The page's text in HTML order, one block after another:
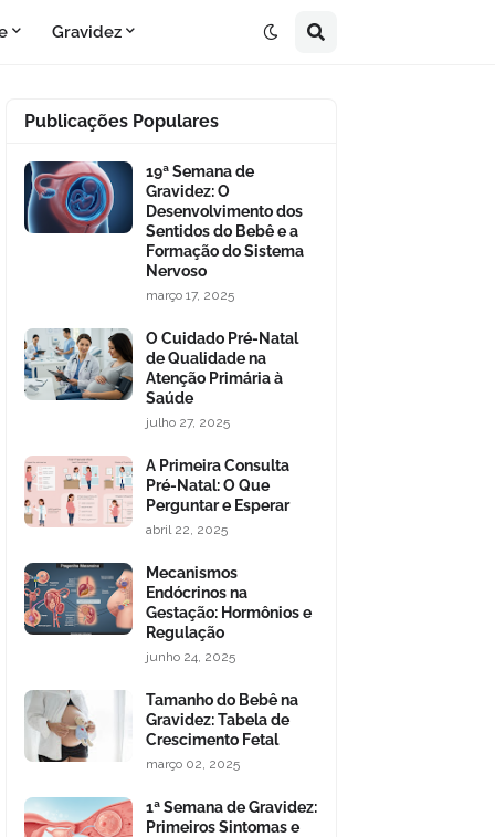
Gravidez
Publicações Populares
19ª Semana de
Gravidez: O
Desenvolvimento dos
Sentidos do Bebê e a
Formação do Sistema
Nervoso
março 17, 2025
O Cuidado Pré-Natal
de Qualidade na
Atenção Primária à
Saúde
julho 27, 2025
A Primeira Consulta
Pré-Natal: O Que
Perguntar e Esperar
abril 22, 2025
Mecanismos
Endócrinos na
Gestação: Hormônios e
Regulação
junho 24, 2025
Tamanho do Bebê na
Gravidez: Tabela de
Crescimento Fetal
março 02, 2025
1ª Semana de Gravidez:
Primeiros Sintomas e